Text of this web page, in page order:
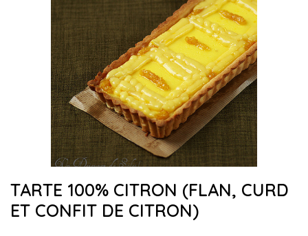
TARTE 100% CITRON (FLAN, CURD
ET CONFIT DE CITRON)